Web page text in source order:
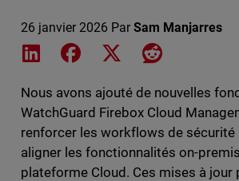
26 janvier 2026 Par Sam Manjarres
Share on LinkedIn
Share on Facebook
Share on XShare on
Nous avons ajouté de nouvelles
WatchGuard Firebox Cloud
renforcer les workflows de sécurité
aligner les fonctionnalités on-
plateforme Cloud. Ces mises à jour